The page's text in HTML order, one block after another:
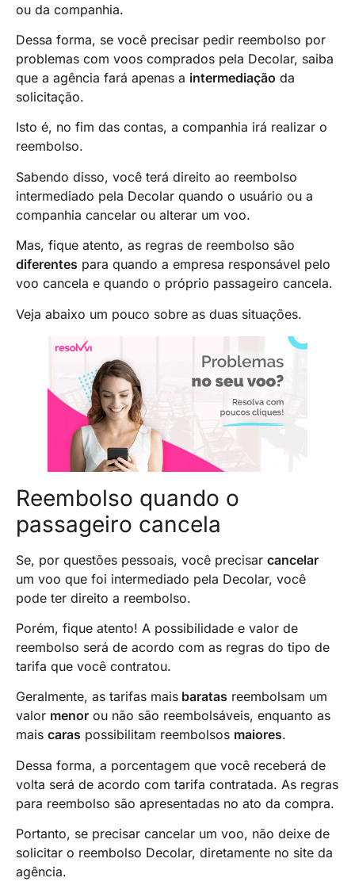
ou da companhia.
Dessa forma, se você precisar pedir reembolso por
problemas com voos comprados pela Decolar, saiba
que a agência fará apenas a intermediação da
solicitação.
Isto é, no fim das contas, a companhia irá realizar o
reembolso.
Sabendo disso, você terá direito ao reembolso
intermediado pela Decolar quando o usuário ou a
companhia cancelar ou alterar um voo.
Mas, fique atento, as regras de reembolso são
diferentes para quando a empresa responsável pelo
voo cancela e quando o próprio passageiro cancela.
Veja abaixo um pouco sobre as duas situações.
Reembolso quando o
passageiro cancela
Se, por questões pessoais, você precisar cancelar
um voo que foi intermediado pela Decolar, você
pode ter direito a reembolso.
Porém, fique atento! A possibilidade e valor de
reembolso será de acordo com as regras do tipo de
tarifa que você contratou.
Geralmente, as tarifas mais baratas reembolsam um
valor menor ou não são reembolsáveis, enquanto as
mais caras possibilitam reembolsos maiores.
Dessa forma, a porcentagem que você receberá de
volta será de acordo com tarifa contratada. As regras
para reembolso são apresentadas no ato da compra.
Portanto, se precisar cancelar um voo, não deixe de
solicitar o reembolso Decolar, diretamente no site da
agência.